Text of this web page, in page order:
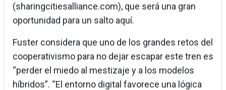
(sharingcitiesalliance.com), que será una gran
oportunidad para un salto aquí.
Fuster considera que uno de los grandes retos del
cooperativismo para no dejar escapar este tren es
“perder el miedo al mestizaje y a los modelos
híbridos”. “El entorno digital favorece una lógica